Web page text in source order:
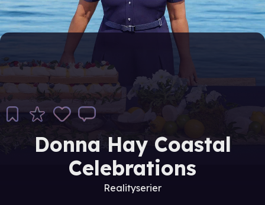
Donna Hay Coastal
Celebrations
Realityserier